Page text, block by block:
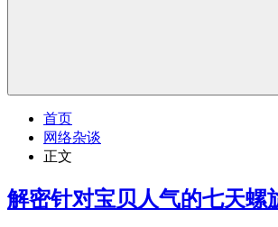
首页
网络杂谈
正文
解密针对宝贝人气的七天螺